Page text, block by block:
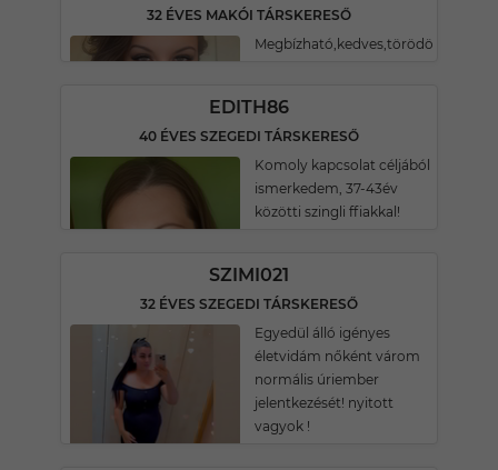
32 ÉVES MAKÓI TÁRSKERESŐ
Megbízható,kedves,törödö
EDITH86
40 ÉVES SZEGEDI TÁRSKERESŐ
Komoly kapcsolat céljából
ismerkedem, 37-43év
közötti szingli ffiakkal!
SZIMI021
32 ÉVES SZEGEDI TÁRSKERESŐ
Egyedül álló igényes
életvidám nőként várom
normális úriember
jelentkezését! nyitott
vagyok !